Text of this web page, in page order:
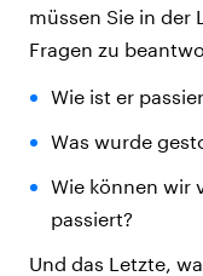
müssen Sie in der
Fragen zu
Wie ist er
Was wurde
Wie können wir
passiert?
Und das Letzte,